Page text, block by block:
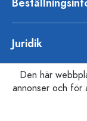
Juridik
Den här
annonser och för